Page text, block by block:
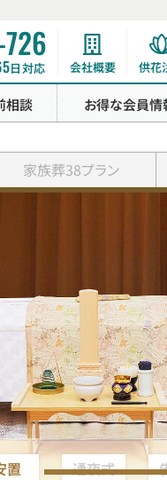
日対応 会社概要 供花
相談 お得な会員情
家族葬38プラン
置 通夜式